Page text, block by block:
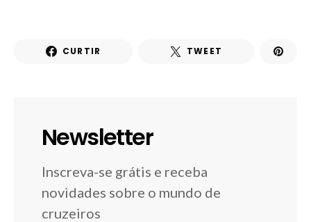
CURTIR TWEET
Newsletter
Inscreva-se grátis e receba
novidades sobre o mundo de
cruzeiros